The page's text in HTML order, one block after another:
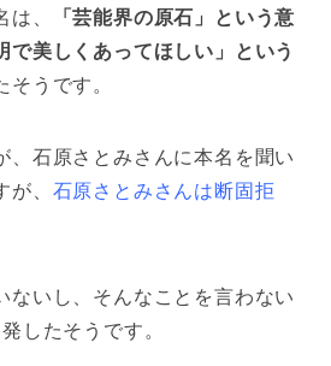
、
「芸能界の原石」という意
で美しくあってほしい」という
そうです。
、石原さとみさんに本名を聞い
、 石原さとみさんは断固拒
ないし、そんなことを言わない
したそうです。